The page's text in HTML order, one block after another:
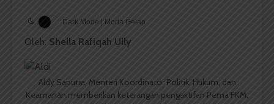
Dark Mode | Moda Gelap
Oleh: Shella Rafiqah Ully
Aldy Saputra, Menteri Koordinator Politik, Hukum, dan
Keamanan memberikan keterangan pengaktifan Pema FKM,